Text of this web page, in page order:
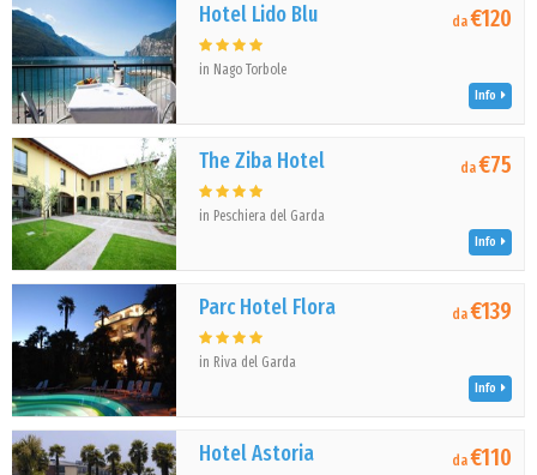
Hotel Lido Blu
in Nago Torbole
da€120
Info
The Ziba Hotel
in Peschiera del Garda
da€75
Info
Parc Hotel Flora
in Riva del Garda
da€139
Info
Hotel Astoria da€110